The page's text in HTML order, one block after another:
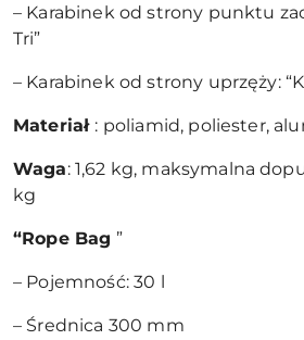
– Karabinek od strony punktu
Tri”
– Karabinek od strony uprzęży:
Materiał : poliamid, poliester,
Waga: 1,62 kg, maksymalna
kg
“Rope Bag ”
– Pojemność: 30 l
– Średnica 300 mm